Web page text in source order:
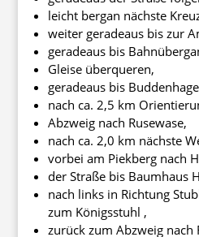
leicht bergan nächste
weiter geradeaus bis zur
geradeaus bis
Gleise überqueren,
geradeaus bis
nach ca. 2,5 km
Abzweig nach Rusewase,
nach ca. 2,0 km nächste
vorbei am Piekberg nach
der Straße bis Baumhaus
nach links in Richtung
zum Königsstuhl ,
zurück zum Abzweig nach